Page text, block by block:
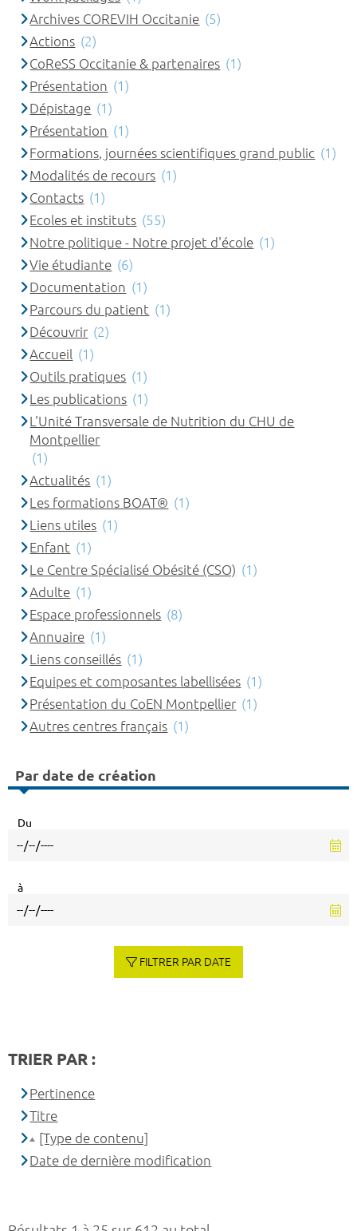
Archives COREVIH Occitanie (5)
Actions (2)
CoReSS Occitanie & partenaires (1)
Présentation (1)
Dépistage (1)
Présentation (1)
Formations, journées scientifiques grand public (1)
Modalités de recours (1)
Contacts (1)
Ecoles et instituts (55)
Notre politique - Notre projet d'école (1)
Vie étudiante (6)
Documentation (1)
Parcours du patient (1)
Découvrir (2)
Accueil (1)
Outils pratiques (1)
Les publications (1)
L'Unité Transversale de Nutrition du CHU de
Montpellier
(1)
Actualités (1)
Les formations BOAT® (1)
Liens utiles (1)
Enfant (1)
Le Centre Spécialisé Obésité (CSO) (1)
Adulte (1)
Espace professionnels (8)
Annuaire (1)
Liens conseillés (1)
Equipes et composantes labellisées (1)
Présentation du CoEN Montpellier (1)
Autres centres français (1)
Par date de création
Du
à
FILTRER PAR DATE
TRIER PAR :
Pertinence
Titre
[Type de contenu]
Date de dernière modification